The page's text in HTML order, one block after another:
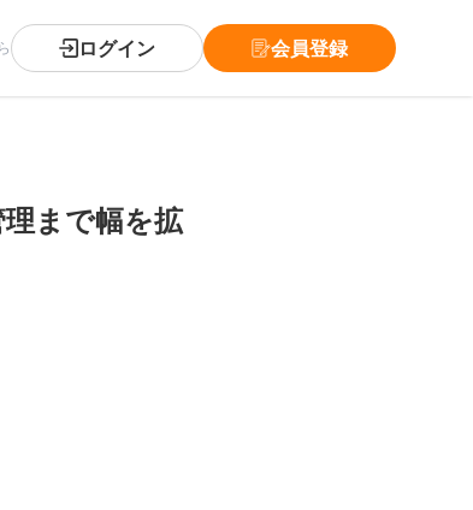
ログイン 会員登録
まで幅を拡